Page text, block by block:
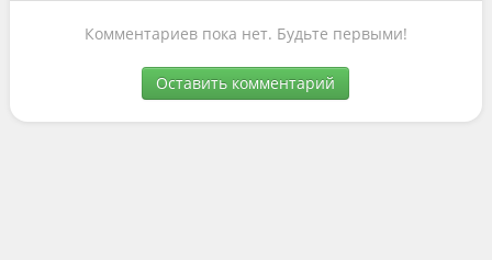
Комментариев пока нет. Будьте первыми!
Оставить комментарий